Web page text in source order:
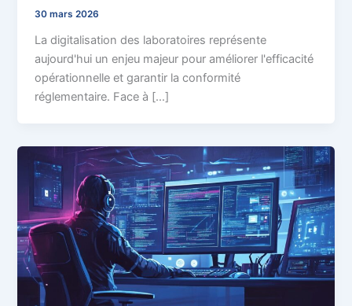
30 mars 2026
La digitalisation des laboratoires représente
aujourd'hui un enjeu majeur pour améliorer l'efficacité
opérationnelle et garantir la conformité
réglementaire. Face à […]